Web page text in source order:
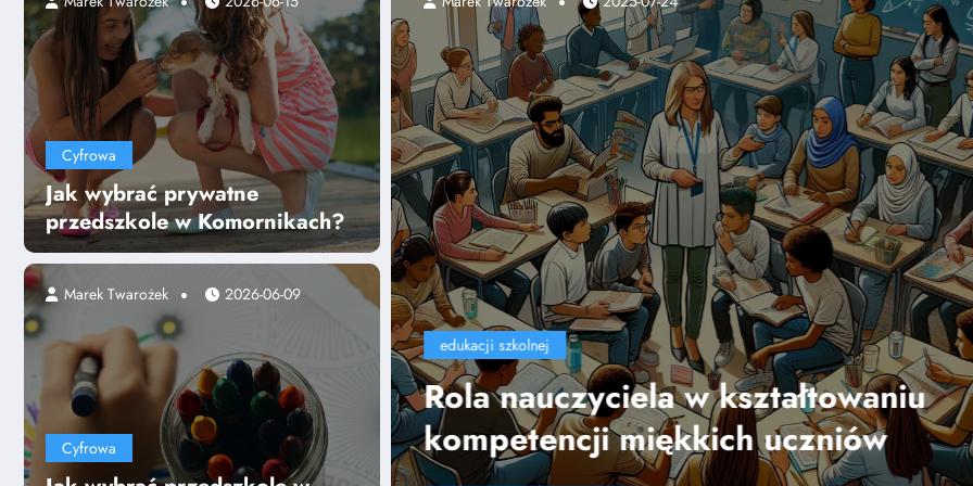
Cyfrowa
Jak wybrać prywatne
przedszkole w Komornikach?
Cyfrowa
Marek Twarożek 2026-06-09
w kształtowaniu
miękkich uczniów
edukacji szkolnej
Wpływ technologii na
nauczania